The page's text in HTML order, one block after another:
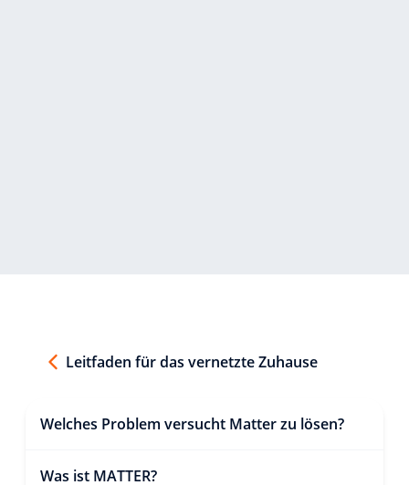
Leitfaden für das vernetzte Zuhause
Welches Problem versucht Matter zu lösen?
Was ist MATTER?